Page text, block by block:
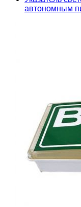
автономным